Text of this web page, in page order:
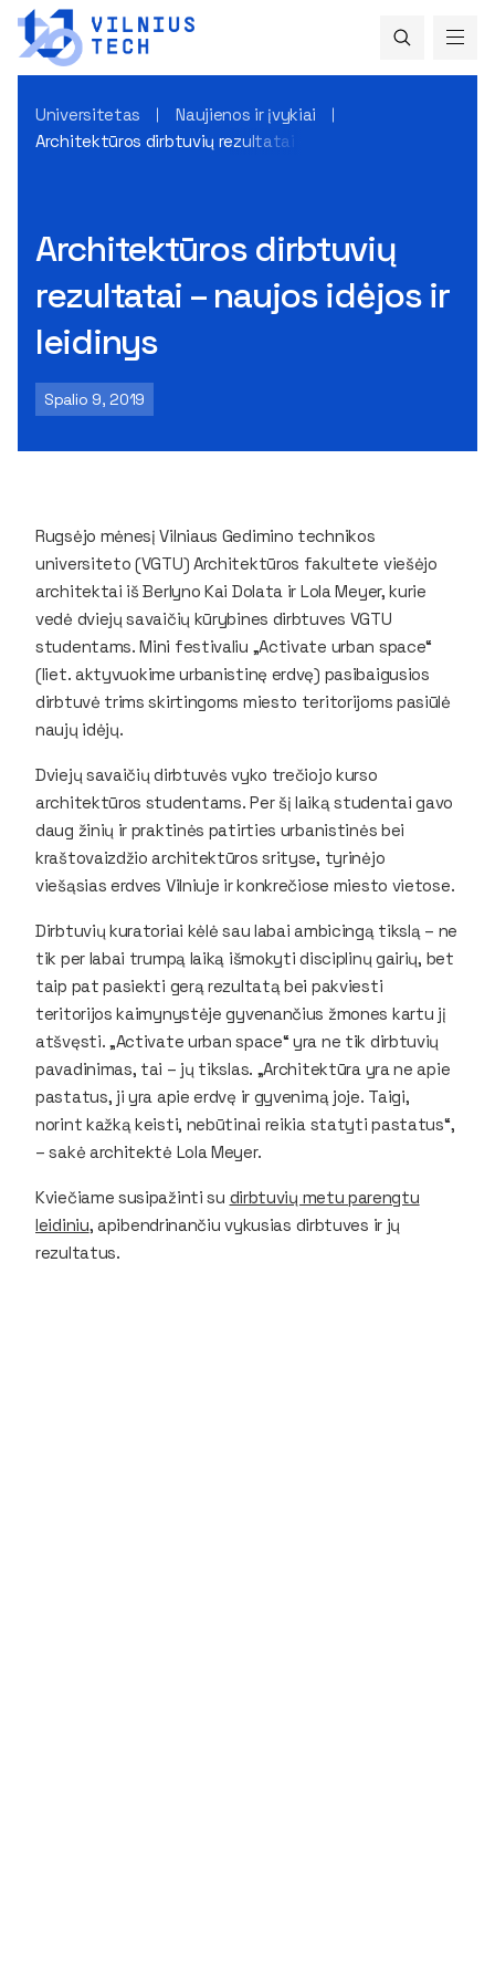
Universitetas
Naujienos ir įvykiai
Architektūros dirbtuvių rezultatai – naujos idėjos ir leidinys
Architektūros dirbtuvių
rezultatai – naujos idėjos ir
leidinys
Spalio 9, 2019
Rugsėjo mėnesį Vilniaus Gedimino technikos
universiteto (VGTU) Architektūros fakultete viešėjo
architektai iš Berlyno Kai Dolata ir Lola Meyer, kurie
vedė dviejų savaičių kūrybines dirbtuves VGTU
studentams. Mini festivaliu „Activate urban space“
(liet. aktyvuokime urbanistinę erdvę) pasibaigusios
dirbtuvė trims skirtingoms miesto teritorijoms pasiūlė
naujų idėjų.
Dviejų savaičių dirbtuvės vyko trečiojo kurso
architektūros studentams. Per šį laiką studentai gavo
daug žinių ir praktinės patirties urbanistinės bei
kraštovaizdžio architektūros srityse, tyrinėjo
viešąsias erdves Vilniuje ir konkrečiose miesto vietose.
Dirbtuvių kuratoriai kėlė sau labai ambicingą tikslą – ne
tik per labai trumpą laiką išmokyti disciplinų gairių, bet
taip pat pasiekti gerą rezultatą bei pakviesti
teritorijos kaimynystėje gyvenančius žmones kartu jį
atšvęsti. „Activate urban space“ yra ne tik dirbtuvių
pavadinimas, tai – jų tikslas. „Architektūra yra ne apie
pastatus, ji yra apie erdvę ir gyvenimą joje. Taigi,
norint kažką keisti, nebūtinai reikia statyti pastatus“,
– sakė architektė Lola Meyer.
Kviečiame susipažinti su dirbtuvių metu parengtu
leidiniu, apibendrinančiu vykusias dirbtuves ir jų
rezultatus.